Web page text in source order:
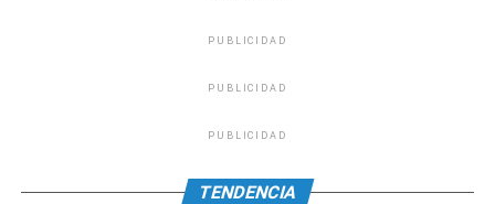
PUBLICIDAD
PUBLICIDAD
PUBLICIDAD
TENDENCIA